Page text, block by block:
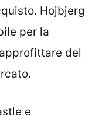
Hojbjerg
per la
del
e